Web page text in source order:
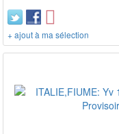
+ ajout à ma sélection